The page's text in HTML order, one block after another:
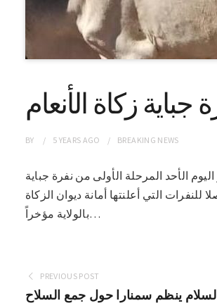
زكاة الأنعام
BY 5 YEARS AGO BREAKING NEWS
اليوم الأحد المرحلة الأولى من نفرة جباية
للنفرات التي أعلنتها أمانة ديوان الزكاة
بالولاية مؤخراً…
PREVIOUS POST
ينظم سمنارا حول جمع السلاح